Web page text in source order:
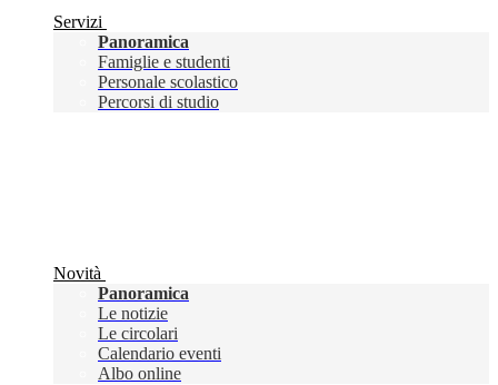
Servizi
Panoramica
Famiglie e studenti
Personale scolastico
Percorsi di studio
Novità
Panoramica
Le notizie
Le circolari
Calendario eventi
Albo online